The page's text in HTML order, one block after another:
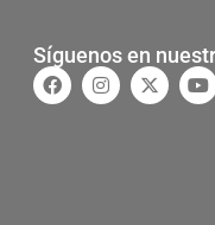
Síguenos en